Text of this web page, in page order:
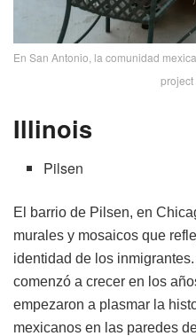
En San Antonio, la comunidad
project
Illinois
Pilsen
El barrio de Pilsen, en
murales y mosaicos que
identidad de los
comenzó a crecer en los
empezaron a plasmar la
mexicanos en las paredes